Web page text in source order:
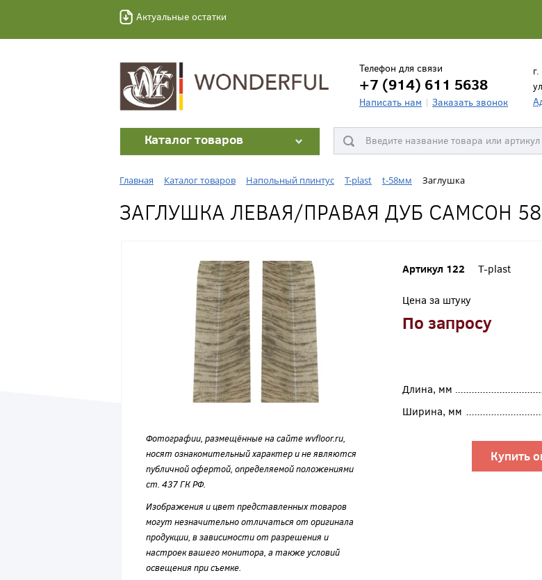
Актуальные остатки
Телефон для связи
+7 (914) 611 5638
Написать нам Заказать звонок
Каталог товаров
Главная Каталог товаров Напольный плинтус T-plast t-58мм Заглушка
ЗАГЛУШКА ЛЕВАЯ/ПРАВАЯ ДУБ САМСОН
Фотографии, размещённые на сайте wvfloor.ru,
носят ознакомительный характер и не являются
публичной офертой, определяемой положениями
ст. 437 ГК РФ.
Изображения и цвет представленных товаров
могут незначительно отличаться от оригинала
продукции, в зависимости от разрешения и
настроек вашего монитора, а также условий
освещения при съемке.
Артикул 122 T-plast
Цена за штуку
По запросу
Длина, мм
Ширина, мм
Купить